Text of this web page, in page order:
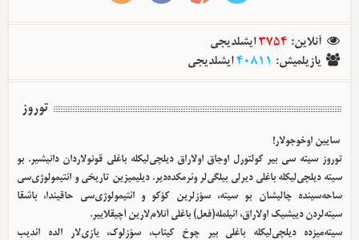
آنلاین:
3754ایشلدیجی
یازیلمیش:
40811ایشلدیجی
توروز
سایین اوخوجولار!
توروز سیته سی بیر کولتورل اوجاق اولا‌راق دیلچی‌لیکله باغلی قونولاردان دانیشیر. بو
سیته دیلچی‌لیکله باغلی دیرلی بیلگی‌لر وئرمکده‌دیر. دیلیمیزین تاریخی و ائتیمولوژی‌سی
ساحه‌سینده چالیشان بو سیته، سؤزلرین کؤکو و ائتیمولوژی‌سی حاقیندا، باشقا
سیته‌لردن دییشیک اولا‌راق، ائیلمله(فعل) باغلی آنلام‌لارین آچیقلاییر.
سیته‌میزده دیلچی‌لیکله باغلی بیر چوخ کیتاب، سؤزلوک، یازی‌لار الده ائدیب